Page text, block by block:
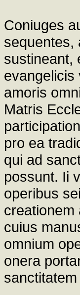
Coniuges
sequentes,
sustineant,
evangelicis
amoris
Matris
pro ea
qui ad
possunt. Ii
operibus
creationem
cuius
omnium
onera